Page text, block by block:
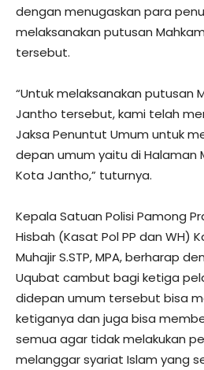
dengan menugaskan para
melaksanakan putusan
tersebut.
“Untuk melaksanakan putusan
Jantho tersebut, kami telah
Jaksa Penuntut Umum untuk
depan umum yaitu di Halaman
Kota Jantho,” tuturnya.
Kepala Satuan Polisi Pamong
Hisbah (Kasat Pol PP dan WH)
Muhajir S.STP, MPA, berharap
Uqubat cambut bagi ketiga
didepan umum tersebut bisa
ketiganya dan juga bisa
semua agar tidak melakukan
melanggar syariat Islam yang